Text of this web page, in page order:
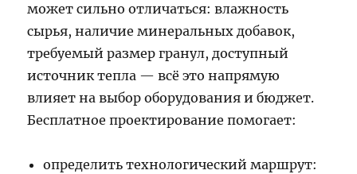
может сильно отличаться: влажность
сырья, наличие минеральных добавок,
требуемый размер гранул, доступный
источник тепла — всё это напрямую
влияет на выбор оборудования и бюджет.
Бесплатное проектирование помогает:
определить технологический маршрут: